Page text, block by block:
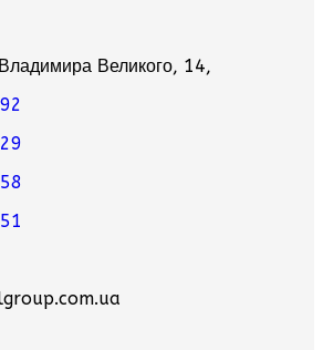
Великого, 14,